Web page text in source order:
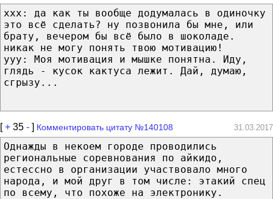
ххх: да как ты вообще додумалась в одиночку
это всё сделать? ну позвонила бы мне, или
брату, вечером бы всё было в шоколаде.
никак не могу понять твою мотивацию!
ууу: Моя мотивация и мышке понятна. Иду,
глядь - кусок кактуса лежит. Дай, думаю,
сгрызу...
[+ 35 - ] Комментировать цитату №140108 31.03.2017
Однажды в некоем городе проводились
региональные соревнования по айкидо,
естессно в организации участвовало много
народа, и мой друг в том числе: этакий спец
по всему, что похоже на электронику.